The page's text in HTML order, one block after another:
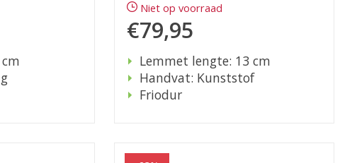
Niet op voorraad
€79,95
Lemmet lengte: 13 cm
Handvat: Kunststof
Friodur